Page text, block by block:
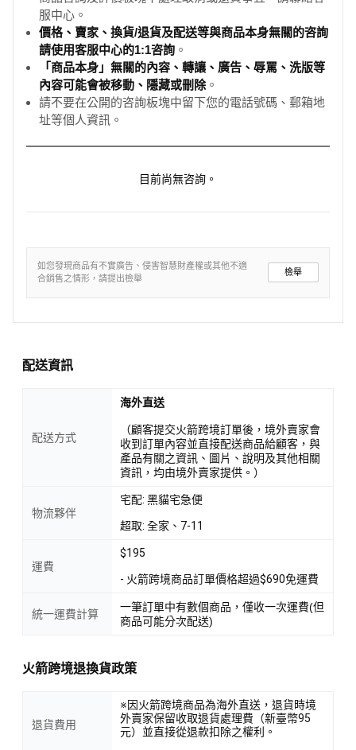
服中心。
價格、賣家、換貨/退貨及配送等與商品本身無關的咨詢
請使用客服中心的1:1咨詢 。
「商品本身」無關的內容、轉讓、廣告、辱罵、洗版等
內容可能會被移動、隱藏或刪除。
請不要在公開的咨詢板塊中留下您的電話號碼、郵箱地
址等個人資訊。
目前尚無咨詢。
如您發現商品有不實廣告、侵害智慧財產權或其他不適
合銷售之情形，請提出檢舉
檢舉
配送資訊
配送方式
海外直送
（顧客提交火箭跨境訂單後，境外賣家會
收到訂單內容並直接配送商品給顧客，與
產品有關之資訊、圖片、說明及其他相關
資訊，均由境外賣家提供。）
物流夥伴
宅配: 黑貓宅急便
超取: 全家、7-11
運費
$195
- 火箭跨境商品訂單價格超過$690免運費
統一運費計算
一筆訂單中有數個商品，僅收一次運費(但
商品可能分次配送)
火箭跨境退換貨政策
退貨費用
※因火箭跨境商品為海外直送，退貨時境
外賣家保留收取退貨處理費（新臺幣95
元）並直接從退款扣除之權利。